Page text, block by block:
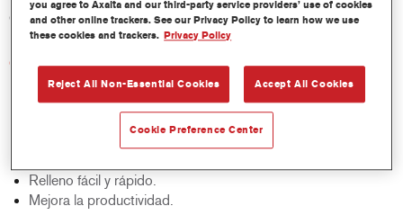
dispensador 767R.
Características del producto
Permite un fácil lijado y logra un acabado uniforme.
Estructura fina y homogénea.
Relleno fácil y rápido.
Mejora la productividad.
you agree to Axalta and our third-party service providers’ use of cookies
and other online trackers. See our Privacy Policy to learn how we use
these cookies and trackers. Privacy Policy
Reject All Non-Essential Cookies Accept All Cookies
Cookie Preference Center